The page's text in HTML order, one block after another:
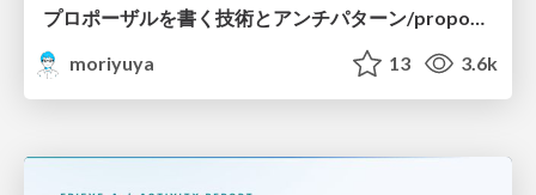
プロポーザルを書く技術とアンチパターン/proposal-writing-and-antipatterns
moriyuya
13 3.6k